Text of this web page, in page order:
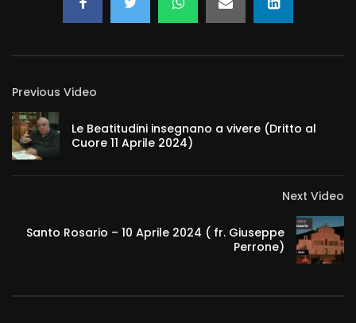
Previous Video
Le Beatitudini insegnano a vivere (Dritto al
Cuore 11 Aprile 2024)
Next Video
Santo Rosario – 10 Aprile 2024 ( fr. Giuseppe
Perrone)